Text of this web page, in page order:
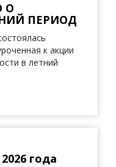
О
ПЕРИОД
к акции
в летний
года